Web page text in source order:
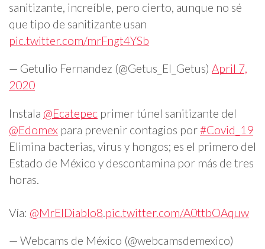
sanitizante, increíble, pero cierto, aunque no sé
que tipo de sanitizante usan
pic.twitter.com/mrFngt4YSb
— Getulio Fernandez (@Getus_El_Getus) April 7,
2020
Instala @Ecatepec primer túnel sanitizante del
@Edomex para prevenir contagios por #Covid_19
Elimina bacterias, virus y hongos; es el primero del
Estado de México y descontamina por más de tres
horas.
Vía: @MrElDiablo8.pic.twitter.com/A0ttbOAquw
— Webcams de México (@webcamsdemexico)